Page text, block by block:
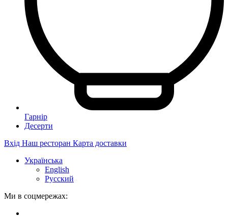
Гарнір
Десерти
Вхід Наш ресторан Карта доставки
Українська
English
Русский
Ми в соцмережах: